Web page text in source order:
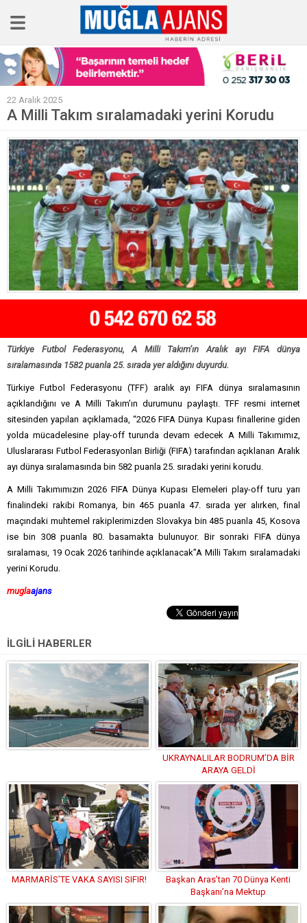
Ana Sayfa
Tüm Haberler
Sağlık
Magazin
Künye
22 Aralık 2025
A Milli Takım sıralamadaki yerini Korudu
Türkiye Futbol Federasyonu, A Milli Takım’ın Aralık ayı FIFA dünya
sıralamasında 1582 puanla 25. sırada yer aldığını duyurdu.
Türkiye Futbol Federasyonu (TFF) aralık ayı FIFA dünya sıralamasının
açıklandığını ve A Milli Takım’ın durumunu paylaştı. TFF resmi internet
sitesinden yapılan açıklamada, “2026 FIFA Dünya Kupası finallerine giden
yolda mücadelesine play-off turunda devam edecek A Milli Takımımız,
Uluslararası Futbol Federasyonları Birliği (FIFA) tarafından açıklanan Aralık
ayı dünya sıralamasında bin 582 puanla 25. sıradaki yerini korudu.
A Milli Takımımızın 2026 FIFA Dünya Kupası Elemeleri play-off turu yarı
finalindeki rakibi Romanya, bin 465 puanla 47. sırada yer alırken, final
maçındaki muhtemel rakiplerimizden Slovakya bin 485 puanla 45, Kosova
ise bin 308 puanla 80. basamakta bulunuyor. Bir sonraki FIFA dünya
sıralaması, 19 Ocak 2026 tarihinde açıklanacak”A Milli Takım sıralamadaki
yerini Korudu.
muglaajans
İLGİLİ HABERLER
UKRAYNALILAR BODRUM’DA BİR
ARAYA GELDİ
MARMARİS’TE VAKA SAYISI SIFIR!
Başkan Aras’tan 70 Dünya Kenti
Başkanı’na Mektup